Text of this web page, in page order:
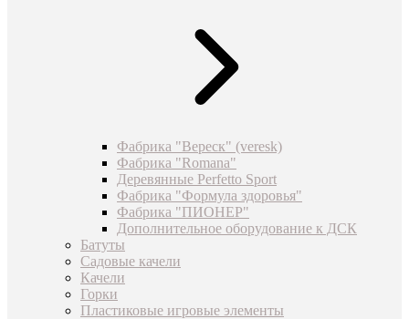
Фабрика "Вереск" (veresk)
Фабрика "Romana"
Деревянные Perfetto Sport
Фабрика "Формула здоровья"
Фабрика "ПИОНЕР"
Дополнительное оборудование к ДСК
Батуты
Садовые качели
Качели
Горки
Пластиковые игровые элементы